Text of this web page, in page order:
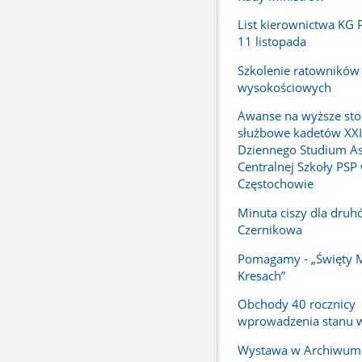
List kierownictwa KG
11 listopada
Szkolenie ratowników
wysokościowych
Awanse na wyższe
służbowe kadetów
Dziennego Studium
Centralnej Szkoły PSP
Częstochowie
Minuta ciszy dla
Czernikowa
Pomagamy - „Święty
Kresach”
Obchody 40 rocznicy
wprowadzenia stanu
Wystawa w Archiwum